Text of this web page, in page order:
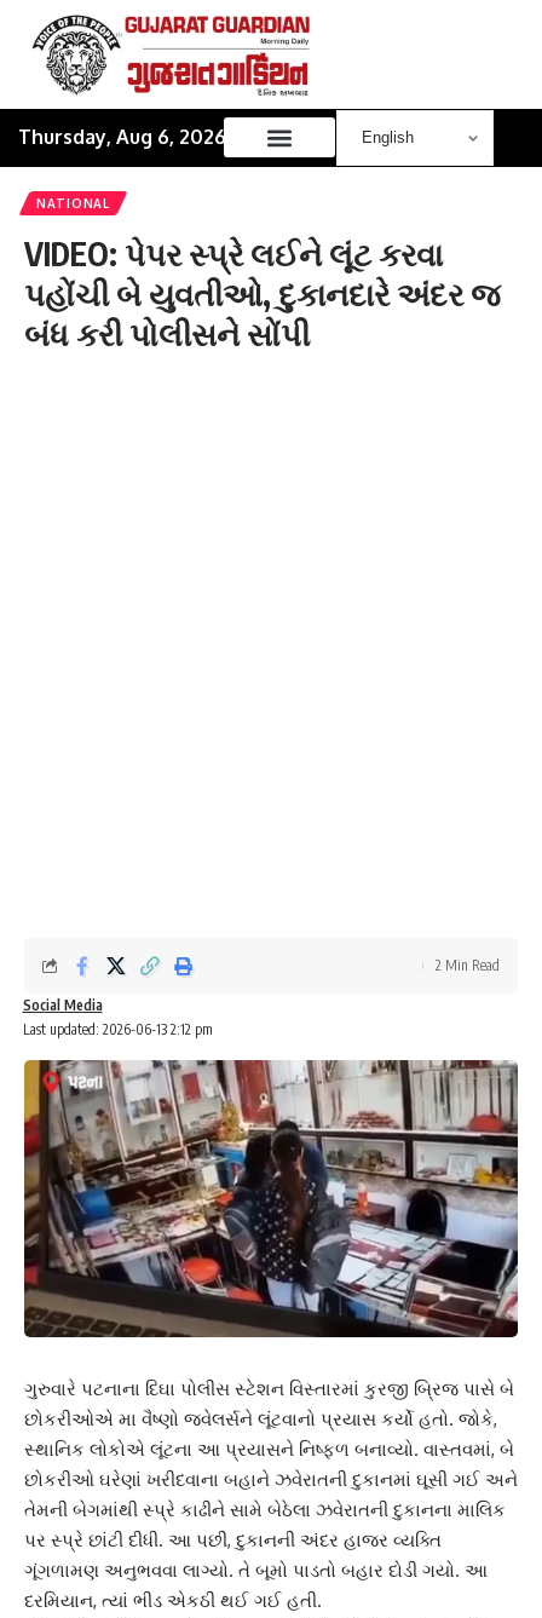
Thursday, Aug 6, 2026
NATIONAL
VIDEO: પેપર સ્પ્રે લઈને લૂંટ કરવા
પહોંચી બે યુવતીઓ, દુકાનદારે અંદર જ
બંધ કરી પોલીસને સોંપી
Last updated: 2026-06-13 2:12 pm
Social Media
2 Min Read
ગુરુવારે પટનાના દિઘા પોલીસ સ્ટેશન વિસ્તારમાં કુરજી બ્રિજ પાસે બે
છોકરીઓએ મા વૈષ્ણો જ્વેલર્સને લૂંટવાનો પ્રયાસ કર્યો હતો. જોકે,
સ્થાનિક લોકોએ લૂંટના આ પ્રયાસને નિષ્ફળ બનાવ્યો. વાસ્તવમાં, બે
છોકરીઓ ઘરેણાં ખરીદવાના બહાને ઝવેરાતની દુકાનમાં ઘૂસી ગઈ અને
તેમની બેગમાંથી સ્પ્રે કાઢીને સામે બેઠેલા ઝવેરાતની દુકાનના માલિક
પર સ્પ્રે છાંટી દીધી. આ પછી, દુકાનની અંદર હાજર વ્યક્તિ
ગૂંગળામણ અનુભવવા લાગ્યો. તે બૂમો પાડતો બહાર દોડી ગયો. આ
દરમિયાન, ત્યાં ભીડ એકઠી થઈ ગઈ હતી.